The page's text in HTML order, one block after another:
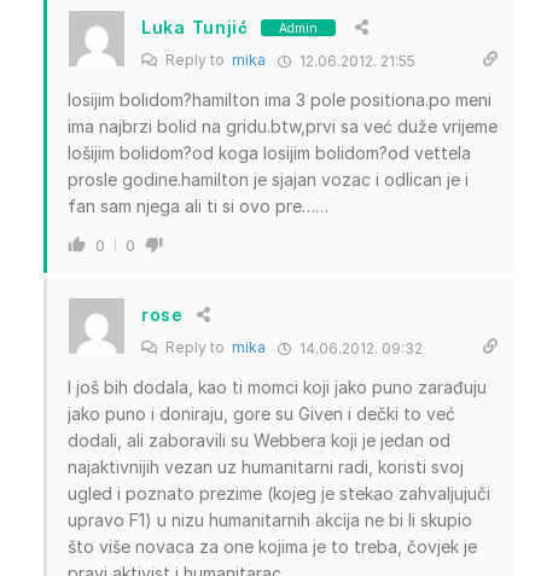
Luka Tunjić Admin
Reply to mika 12.06.2012. 21:55
losijim bolidom?hamilton ima 3 pole positiona.po meni
ima najbrzi bolid na gridu.btw,prvi sa već duže vrijeme
lošijim bolidom?od koga losijim bolidom?od vettela
prosle godine.hamilton je sjajan vozac i odlican je i
fan sam njega ali ti si ovo pre……
0 0
rose
Reply to mika 14.06.2012. 09:32
I još bih dodala, kao ti momci koji jako puno zarađuju
jako puno i doniraju, gore su Given i dečki to već
dodali, ali zaboravili su Webbera koji je jedan od
najaktivnijih vezan uz humanitarni radi, koristi svoj
ugled i poznato prezime (kojeg je stekao zahvaljujuči
upravo F1) u nizu humanitarnih akcija ne bi li skupio
što više novaca za one kojima je to treba, čovjek je